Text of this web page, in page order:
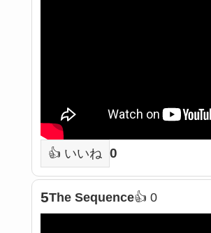
👍 いいね 0
5The Sequence👍 0